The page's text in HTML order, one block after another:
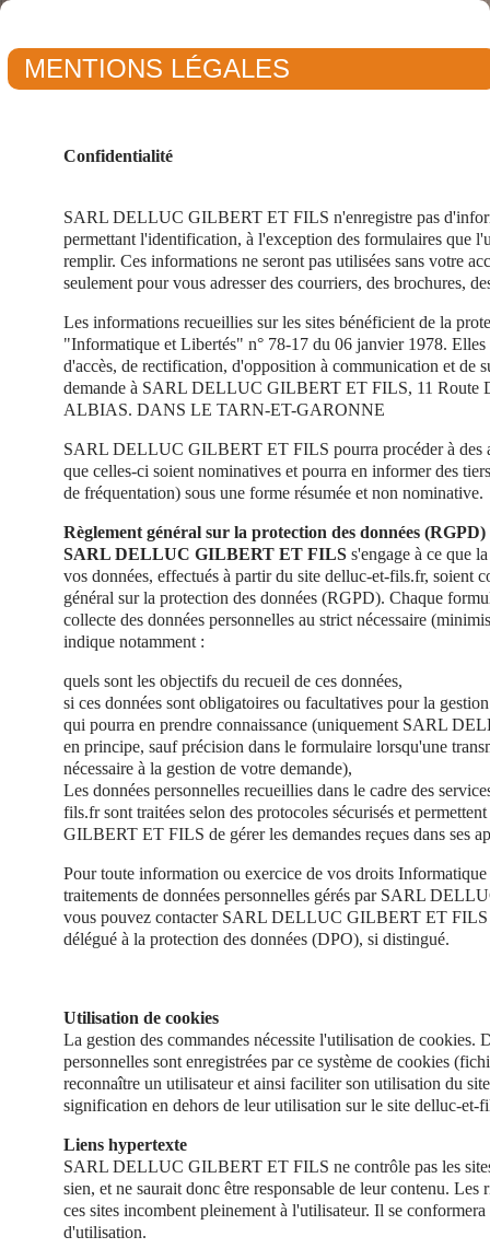
MENTIONS LÉGALES
Confidentialité
SARL DELLUC GILBERT ET FILS n'enregistre pas
permettant l'identification, à l'exception des formulaires que
remplir. Ces informations ne seront pas utilisées sans votre
seulement pour vous adresser des courriers, des brochures,
Les informations recueillies sur les sites bénéficient de la
"Informatique et Libertés" n° 78-17 du 06 janvier 1978.
d'accès, de rectification, d'opposition à communication et de
demande à SARL DELLUC GILBERT ET FILS, 11 Route
ALBIAS. DANS LE TARN-ET-GARONNE
SARL DELLUC GILBERT ET FILS pourra procéder à des
que celles-ci soient nominatives et pourra en informer des
de fréquentation) sous une forme résumée et non nominative.
Règlement général sur la protection des données (RGPD)
SARL DELLUC GILBERT ET FILS s'engage à ce que
vos données, effectués à partir du site delluc-et-fils.fr, soient
général sur la protection des données (RGPD). Chaque
collecte des données personnelles au strict nécessaire
indique notamment :
quels sont les objectifs du recueil de ces données,
si ces données sont obligatoires ou facultatives pour la
qui pourra en prendre connaissance (uniquement SARL
en principe, sauf précision dans le formulaire lorsqu'une
nécessaire à la gestion de votre demande),
Les données personnelles recueillies dans le cadre des
fils.fr sont traitées selon des protocoles sécurisés et
GILBERT ET FILS de gérer les demandes reçues dans ses
Pour toute information ou exercice de vos droits Informatique
traitements de données personnelles gérés par SARL
vous pouvez contacter SARL DELLUC GILBERT ET FILS
délégué à la protection des données (DPO), si distingué.
Utilisation de cookies
La gestion des commandes nécessite l'utilisation de cookies.
personnelles sont enregistrées par ce système de cookies
reconnaître un utilisateur et ainsi faciliter son utilisation du
signification en dehors de leur utilisation sur le site delluc-et-
Liens hypertexte
SARL DELLUC GILBERT ET FILS ne contrôle pas les
sien, et ne saurait donc être responsable de leur contenu. Les
ces sites incombent pleinement à l'utilisateur. Il se
d'utilisation.